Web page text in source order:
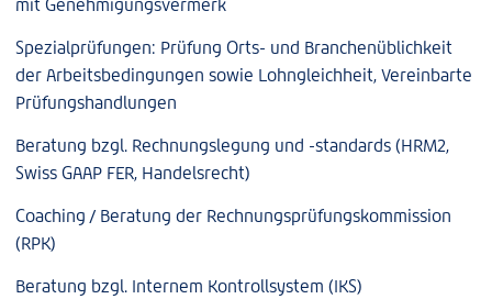
mit Genehmigungsvermerk
Spezialprüfungen: Prüfung Orts- und Branchenüblichkeit
der Arbeitsbedingungen sowie Lohngleichheit, Vereinbarte
Prüfungshandlungen
Beratung bzgl. Rechnungslegung und -standards (HRM2,
Swiss GAAP FER, Handelsrecht)
Coaching / Beratung der Rechnungsprüfungskommission
(RPK)
Beratung bzgl. Internem Kontrollsystem (IKS)